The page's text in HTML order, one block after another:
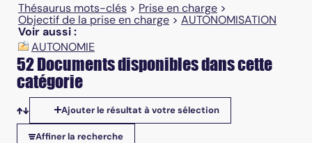
Thésaurus mots-clés > Prise en charge >
Objectif de la prise en charge > AUTONOMISATION
Voir aussi :
AUTONOMIE
52 Documents disponibles dans cette
catégorie
Tris disponibles
Ajouter le résultat à votre sélection
Affiner la recherche